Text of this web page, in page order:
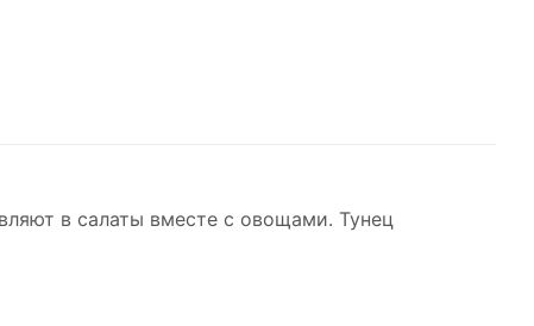
в салаты вместе с овощами. Тунец